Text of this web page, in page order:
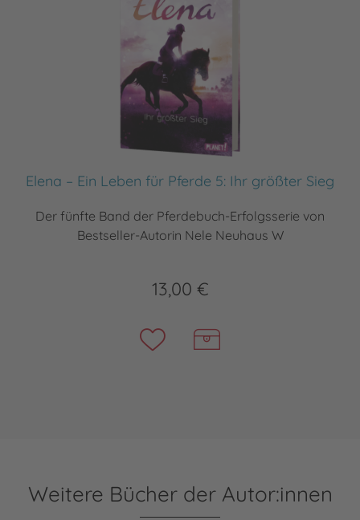
Elena – Ein Leben für Pferde 5: Ihr größter Sieg
Der fünfte Band der Pferdebuch-Erfolgsserie von
Bestseller-Autorin Nele Neuhaus W
13,00 €
Weitere Bücher der Autor:innen